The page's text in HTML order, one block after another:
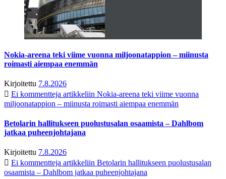
Nokia-areena teki viime vuonna miljoonatappion – miinusta
roimasti aiempaa enemmän
Kirjoitettu 7.8.2026
Ei kommentteja artikkeliin Nokia-areena teki viime vuonna
miljoonatappion – miinusta roimasti aiempaa enemmän
Betolarin hallitukseen puolustusalan osaamista – Dahlbom
jatkaa puheenjohtajana
Kirjoitettu 7.8.2026
Ei kommentteja artikkeliin Betolarin hallitukseen puolustusalan
osaamista – Dahlbom jatkaa puheenjohtajana